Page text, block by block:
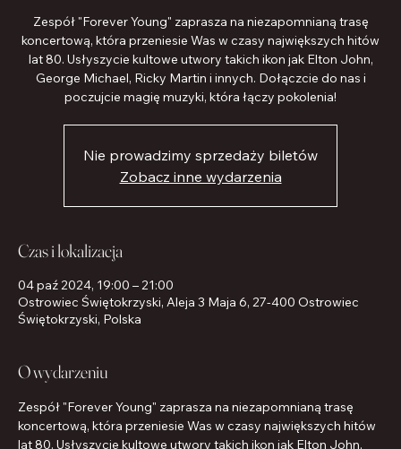
Zespół "Forever Young" zaprasza na niezapomnianą trasę
koncertową, która przeniesie Was w czasy największych hitów
lat 80. Usłyszycie kultowe utwory takich ikon jak Elton John,
George Michael, Ricky Martin i innych. Dołączcie do nas i
poczujcie magię muzyki, która łączy pokolenia!
Nie prowadzimy sprzedaży biletów
Zobacz inne wydarzenia
Czas i lokalizacja
04 paź 2024, 19:00 – 21:00
Ostrowiec Świętokrzyski, Aleja 3 Maja 6, 27-400 Ostrowiec
Świętokrzyski, Polska
O wydarzeniu
Zespół "Forever Young" zaprasza na niezapomnianą trasę
koncertową, która przeniesie Was w czasy największych hitów
lat 80. Usłyszycie kultowe utwory takich ikon jak Elton John,